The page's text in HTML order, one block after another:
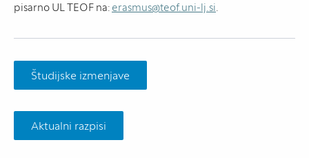
pisarno UL TEOF na: erasmus@teof.uni-lj.si.
Študijske izmenjave
Aktualni razpisi